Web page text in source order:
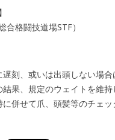
合格闘技道場STF）
遅刻、或いは出頭しない場合
結果、規定のウェイトを維
に併せて爪、頭髪等のチェッ